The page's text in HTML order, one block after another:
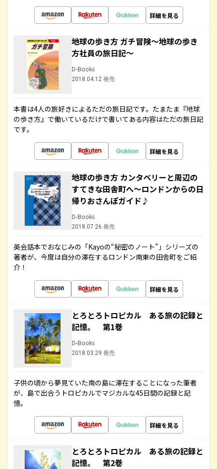
詳細を見る
地球の歩き方 ガチ冒険～地球の歩き
方社員の旅日記～
D-Books
2018.04.12 発売
本書は4人の旅好きによるただの旅日記です。たまたま『地球
の歩き方』で働いているだけで書いてある内容はただの旅日記
です。
詳細を見る
地球の歩き方 カンタベリーと周辺の
すてきな田舎町へ～ロンドンからの日
帰りおさんぽガイド♪
D-Books
2018.07.26 発売
英会話本でおなじみの「Kayoの“秘密のノート”」シリーズの
著者が、今度は自分の滞在するロンドン南東の田舎町をご紹
介！
詳細を見る
とろとろトロピカル ある旅の記録と
記憶。 第1巻
D-Books
2018.03.29 発売
子供の頃から夢見ていた南の島に滞在することになった筆者
が、島で出合うトロピカルでマジカルな45日間の記録と記
憶。
詳細を見る
とろとろトロピカル ある旅の記録と
記憶。 第2巻